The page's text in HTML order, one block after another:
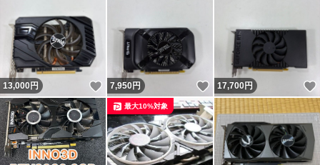
13,000円 いいね！
7,950円 いいね！
17,700円
最大10%対象